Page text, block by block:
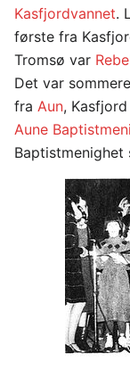
Kasfjordvannet.
første fra
Tromsø var
Det var
fra Aun,
Aune
Baptistmenighet